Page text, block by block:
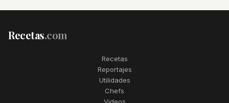
Recetas.com
Recetas
Reportajes
Utilidades
Chefs